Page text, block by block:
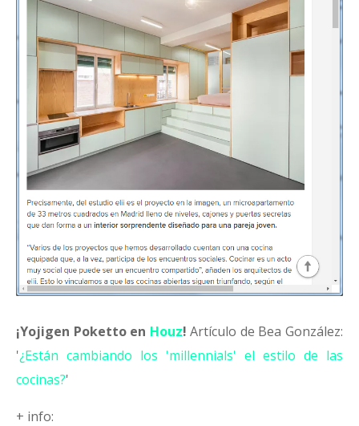
¡Yojigen Poketto en Houz! Artículo de Bea González:
'¿Están cambiando los 'millennials' el estilo de las
cocinas?'
+ info: